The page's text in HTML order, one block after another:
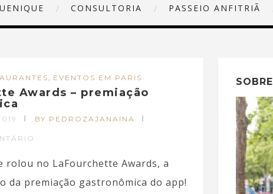
CONSULTORIA PASSEIO ANFITRIÃ
, EVENTOS EM PARIS
Awards – premiação
BY PEDROZAJANAINA
rolou no LaFourchette Awards, a
da premiação gastronômica do app!
SOBRE